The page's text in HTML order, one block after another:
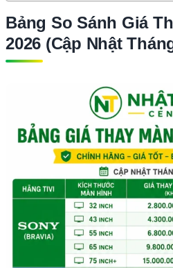
Bảng So Sánh Giá
2026 (Cập Nhật